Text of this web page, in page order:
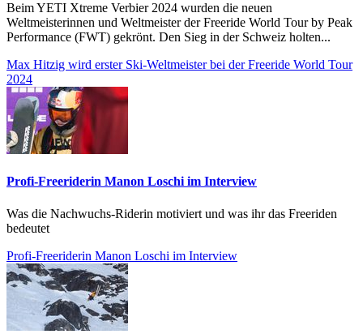
Beim YETI Xtreme Verbier 2024 wurden die neuen
Weltmeisterinnen und Weltmeister der Freeride World Tour by Peak
Performance (FWT) gekrönt. Den Sieg in der Schweiz holten...
Max Hitzig wird erster Ski-Weltmeister bei der Freeride World Tour
2024
Profi-Freeriderin Manon Loschi im Interview
Was die Nachwuchs-Riderin motiviert und was ihr das Freeriden
bedeutet
Profi-Freeriderin Manon Loschi im Interview